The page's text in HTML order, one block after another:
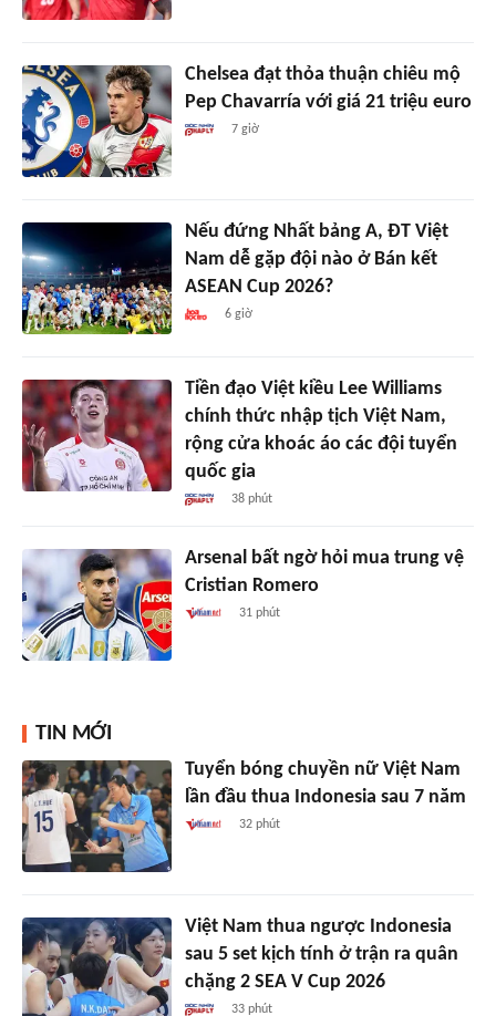
Chelsea đạt thỏa thuận chiêu mộ
Pep Chavarría với giá 21 triệu euro
7 giờ
Nếu đứng Nhất bảng A, ĐT Việt
Nam dễ gặp đội nào ở Bán kết
ASEAN Cup 2026?
6 giờ
Tiền đạo Việt kiều Lee Williams
chính thức nhập tịch Việt Nam,
rộng cửa khoác áo các đội tuyển
quốc gia
38 phút
Arsenal bất ngờ hỏi mua trung vệ
Cristian Romero
31 phút
TIN MỚI
Tuyển bóng chuyền nữ Việt Nam
lần đầu thua Indonesia sau 7 năm
32 phút
Việt Nam thua ngược Indonesia
sau 5 set kịch tính ở trận ra quân
chặng 2 SEA V Cup 2026
33 phút